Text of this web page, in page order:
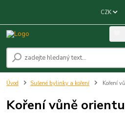
CZK
Úvod Sušené bylinky a koření Koření
Koření vůně